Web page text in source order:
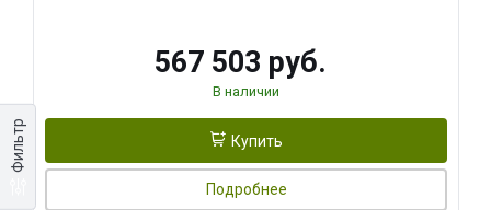
Фильтр
567 503 руб.
В наличии
Купить
Подробнее